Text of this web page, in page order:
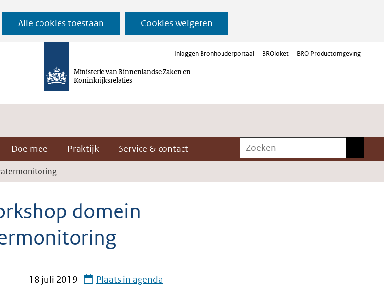
Alle cookies toestaan Cookies weigeren
Ga
naar
de
Ministerie van Binnenlandse Zaken en
Koninkrijksrelaties
Inloggen Bronhouderportaal BROloket BRO Productomgeving
Doe mee Praktijk Service & contact Zoeken
domein
18 juli 2019
Plaats in agenda